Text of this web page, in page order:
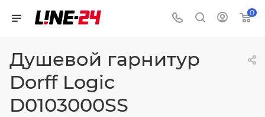
0
Душевой гарнитур
Dorff Logic
D0103000SS